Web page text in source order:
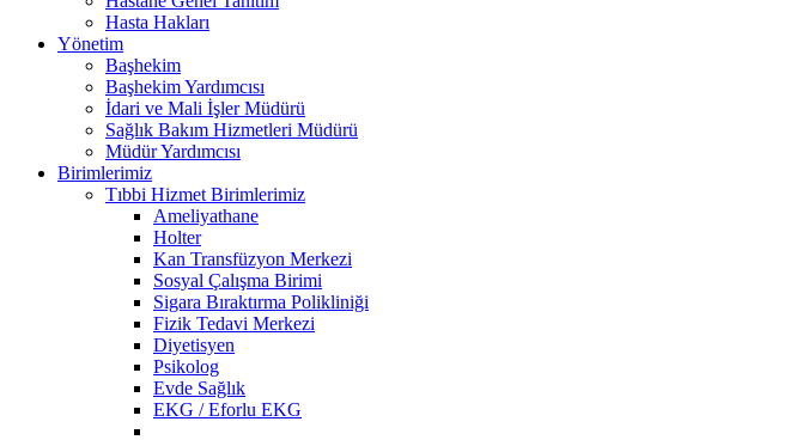
Hasta Hakları
Yönetim
Başhekim
Başhekim Yardımcısı
İdari ve Mali İşler Müdürü
Sağlık Bakım Hizmetleri Müdürü
Müdür Yardımcısı
Birimlerimiz
Tıbbi Hizmet Birimlerimiz
Ameliyathane
Holter
Kan Transfüzyon Merkezi
Sosyal Çalışma Birimi
Sigara Bıraktırma Polikliniği
Fizik Tedavi Merkezi
Diyetisyen
Psikolog
Evde Sağlık
EKG / Eforlu EKG